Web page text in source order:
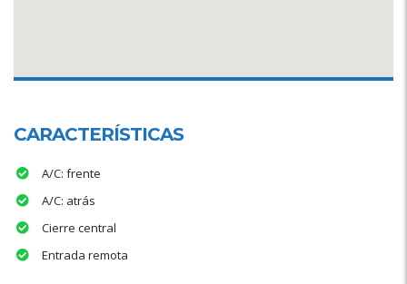
CARACTERÍSTICAS
A/C: frente
A/C: atrás
Cierre central
Entrada remota